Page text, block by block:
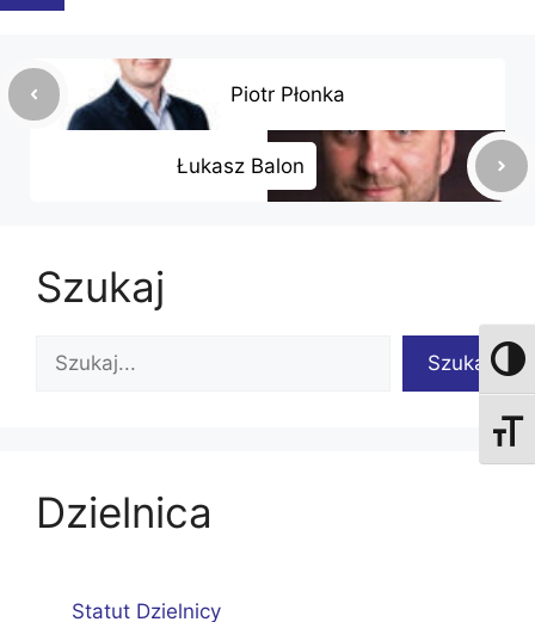
Piotr Płonka
Łukasz Balon
Szukaj
Szukaj
Szukaj
Dzielnica
Statut Dzielnicy